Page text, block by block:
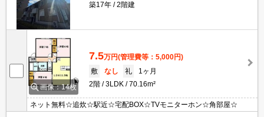
築17年
2階建
画像：14枚
7.5万円(管理費等：5,000円)
敷
なし 礼
1ヶ月
2階
3LDK 70.16m²
ネット無料☆追炊☆駅近☆宅配BOX☆TVモニターホン☆角部屋☆